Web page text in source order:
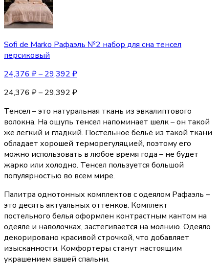
Sofi de Marko Рафаэль №2 набор для сна тенсел
персиковый
24,376 ₽– 29,392 ₽
24,376 ₽– 29,392 ₽
Тенсел – это натуральная ткань из эвкалиптового
волокна. На ощупь тенсел напоминает шелк – он такой
же легкий и гладкий. Постельное бельё из такой ткани
обладает хорошей терморегуляцией, поэтому его
можно использовать в любое время года – не будет
жарко или холодно. Тенсел пользуется большой
популярностью во всем мире.
Палитра однотонных комплектов с одеялом Рафаэль –
это десять актуальных оттенков. Комплект
постельного белья оформлен контрастным кантом на
одеяле и наволочках, застегивается на молнию. Одеяло
декорировано красивой строчкой, что добавляет
изысканности. Комфортеры станут настоящим
украшением вашей спальни.